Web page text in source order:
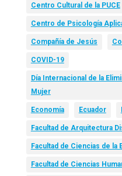
Centro Cultural de la PUCE
Centro de Psicología
Compañía de Jesús
COVID-19
Día Internacional de la
Mujer
Economía Ecuador
Facultad de Arquitectura
Facultad de Ciencias de la
Facultad de Ciencias